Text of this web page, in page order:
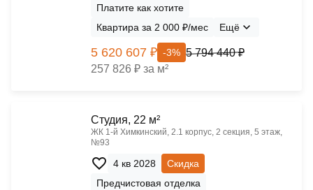
Платите как хотите
Квартира за 2 000 ₽/мес
Ещё
5 620 607 ₽ -3% 5 794 440 ₽
257 826 ₽ за м²
Cтудия, 22 м²
ЖК 1‑й Химкинский, 2.1 корпус, 2 секция, 5 этаж,
№93
4 кв 2028
Скидка
Предчистовая отделка